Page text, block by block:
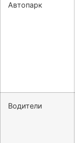
Автопарк
Водители